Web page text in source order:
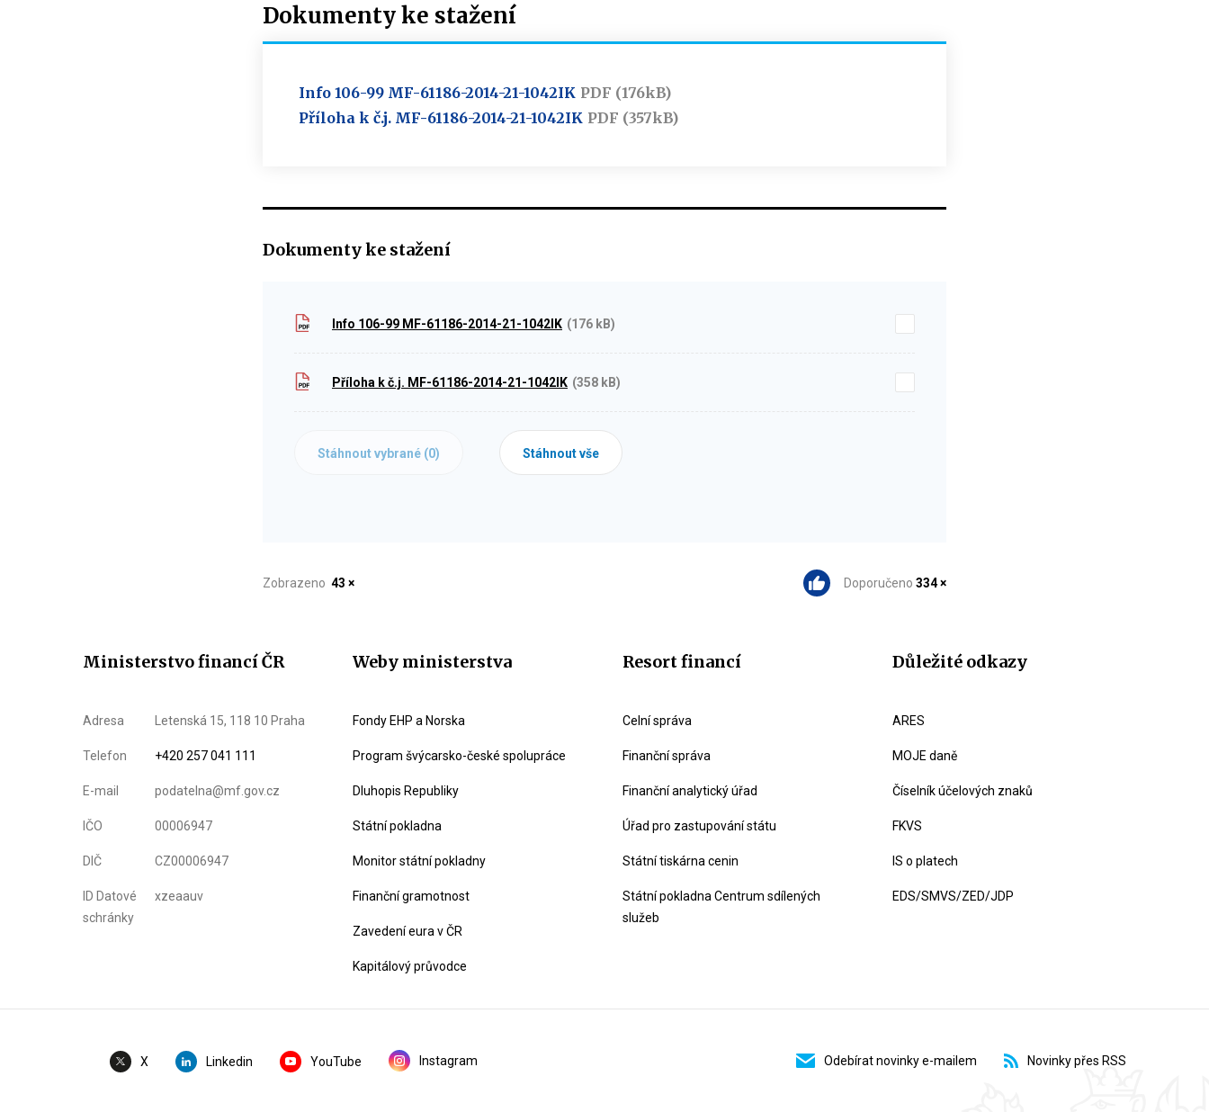
Dokumenty ke stažení
Info 106-99 MF-61186-2014-21-1042IK PDF (176kB)
Příloha k č.j. MF-61186-2014-21-1042IK PDF (357kB)
Dokumenty ke stažení
Info 106-99 MF-61186-2014-21-1042IK (176 kB)
Příloha k č.j. MF-61186-2014-21-1042IK (358 kB)
Stáhnout vybrané (0) Stáhnout vše
Zobrazeno 43 × Doporučeno 334 ×
Ministerstvo financí ČR
Adresa Letenská 15, 118 10 Praha
Telefon +420 257 041 111
E-mail podatelna@mf.gov.cz
IČO 00006947
DIČ CZ00006947
ID Datové
schránky
xzeaauv
Weby ministerstva
Fondy EHP a Norska
Program švýcarsko-české spolupráce
Dluhopis Republiky
Státní pokladna
Monitor státní pokladny
Finanční gramotnost
Zavedení eura v ČR
Kapitálový průvodce
Resort financí
Celní správa
Finanční správa
Finanční analytický úřad
Úřad pro zastupování státu
Státní tiskárna cenin
Státní pokladna Centrum sdílených
služeb
Důležité odkazy
ARES
MOJE daně
Číselník účelových znaků
FKVS
IS o platech
EDS/SMVS/ZED/JDP
X Linkedin YouTube Instagram Odebírat novinky e-mailem Novinky přes RSS